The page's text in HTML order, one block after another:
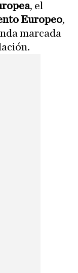
, el
Europeo,
marcada